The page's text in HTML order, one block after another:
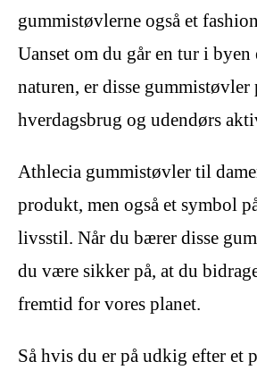
gummistøvlerne også et
Uanset om du går en tur i
naturen, er disse
hverdagsbrug og udendørs
Athlecia gummistøvler til
produkt, men også et symbol
livsstil. Når du bærer disse
du være sikker på, at du
fremtid for vores planet.
Så hvis du er på udkig efter et